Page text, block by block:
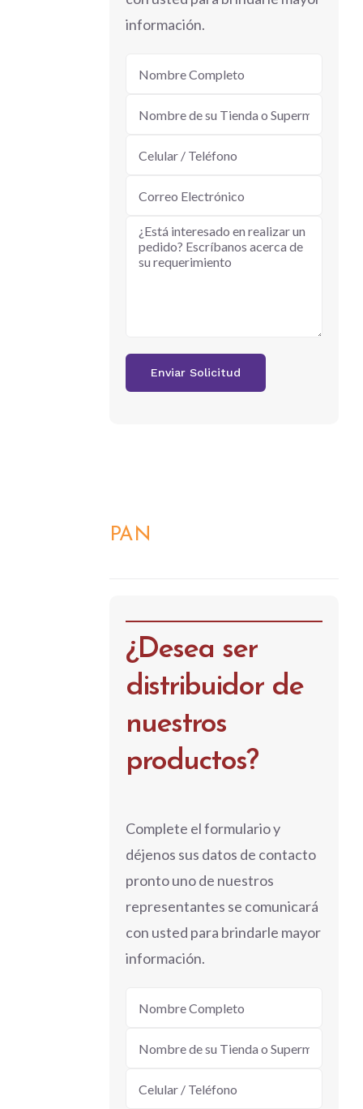
información.
PAN
¿Desea ser
distribuidor de
nuestros
productos?
Complete el formulario y
déjenos sus datos de contacto
pronto uno de nuestros
representantes se comunicará
con usted para brindarle mayor
información.